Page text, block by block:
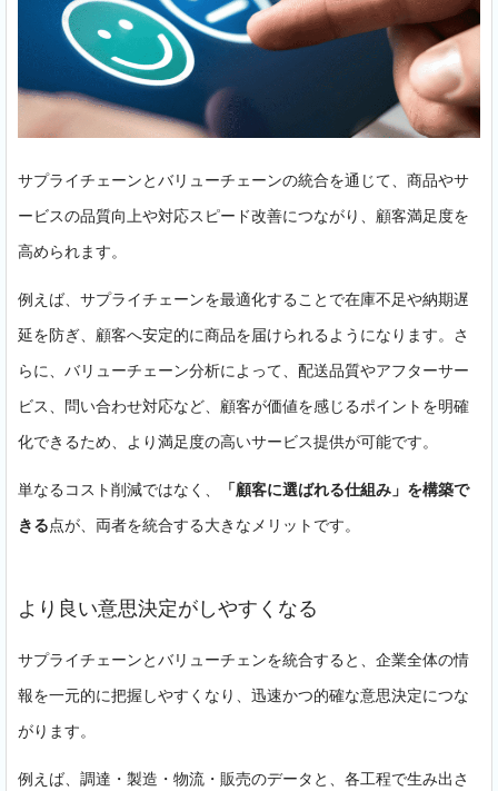
サプライチェーンとバリューチェーンの統合を通じて、商品やサ
ービスの品質向上や対応スピード改善につながり、顧客満足度を
高められます。
例えば、サプライチェーンを最適化することで在庫不足や納期遅
延を防ぎ、顧客へ安定的に商品を届けられるようになります。さ
らに、バリューチェーン分析によって、配送品質やアフターサー
ビス、問い合わせ対応など、顧客が価値を感じるポイントを明確
化できるため、より満足度の高いサービス提供が可能です。
単なるコスト削減ではなく、
「顧客に選ばれる仕組み」を構築で
きる点が、両者を統合する大きなメリットです。
より良い意思決定がしやすくなる
サプライチェーンとバリューチェンを統合すると、企業全体の情
報を一元的に把握しやすくなり、迅速かつ的確な意思決定につな
がります。
例えば、調達・製造・物流・販売のデータと、各工程で生み出さ